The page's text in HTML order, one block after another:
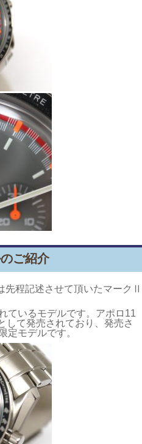
ご紹介
先程記述させて頂いたマークⅡ
ているモデルです。アポロ11
して発売されており、発売さ
定モデルです。